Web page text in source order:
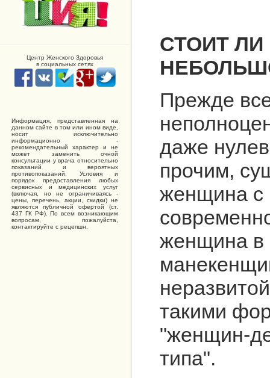
Центр Женского Здоровья
в социальных сетях
Информация, представленная на
данном сайте в том или ином виде,
носит исключительно
информационно -
рекомендательный характер и не
может заменить очной
консультации у врача относительно
показаний и вероятных
противопоказаний. Условия и
порядок предоставления любых
сервисных и медицинских услуг
(включая, но не ограничиваясь -
цены, перечень, акции, скидки) не
являются публичной офертой (ст.
437 ГК РФ). По всем возникающим
вопросам, пожалуйста,
контактируйте с рецепшн.
СТОИТ ЛИ
Прежде
даже
прочим,
женщина с
женщина в
такими
"женщин-
типа".